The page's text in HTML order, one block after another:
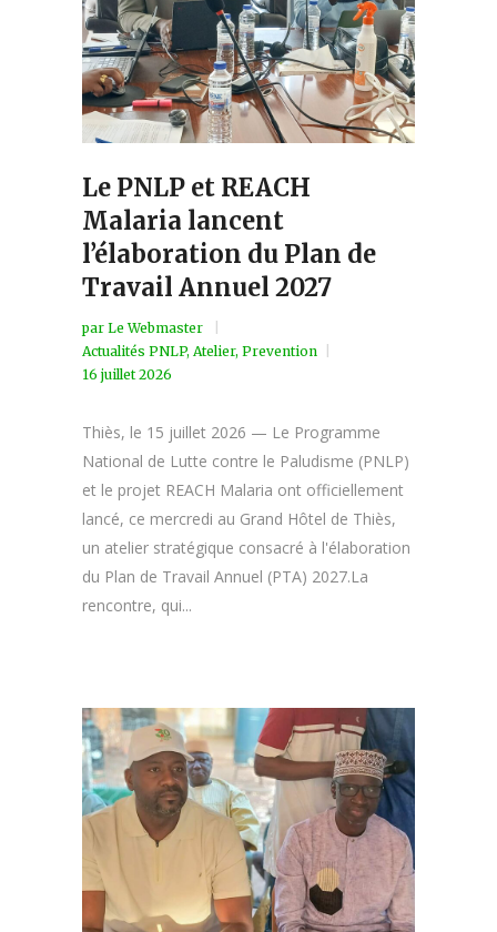
Le PNLP et REACH
Malaria lancent
l’élaboration du Plan de
Travail Annuel 2027
par Le Webmaster
Actualités PNLP, Atelier, Prevention
16 juillet 2026
Thiès, le 15 juillet 2026 — Le Programme
National de Lutte contre le Paludisme (PNLP)
et le projet REACH Malaria ont officiellement
lancé, ce mercredi au Grand Hôtel de Thiès,
un atelier stratégique consacré à l'élaboration
du Plan de Travail Annuel (PTA) 2027.La
rencontre, qui...